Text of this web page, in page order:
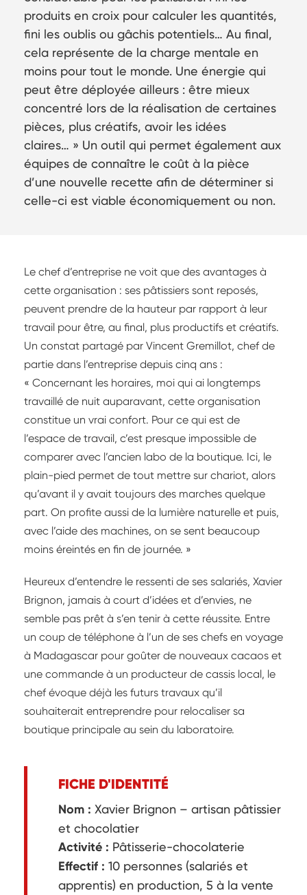
produits en croix pour calculer les quantités,
fini les oublis ou gâchis potentiels… Au final,
cela représente de la charge mentale en
moins pour tout le monde. Une énergie qui
peut être déployée ailleurs : être mieux
concentré lors de la réalisation de certaines
pièces, plus créatifs, avoir les idées
claires… » Un outil qui permet également aux
équipes de connaître le coût à la pièce
d’une nouvelle recette afin de déterminer si
celle-ci est viable économiquement ou non.
Le chef d’entreprise ne voit que des avantages à
cette organisation : ses pâtissiers sont reposés,
peuvent prendre de la hauteur par rapport à leur
travail pour être, au final, plus productifs et créatifs.
Un constat partagé par Vincent Gremillot, chef de
partie dans l’entreprise depuis cinq ans :
« Concernant les horaires, moi qui ai longtemps
travaillé de nuit auparavant, cette organisation
constitue un vrai confort. Pour ce qui est de
l’espace de travail, c’est presque impossible de
comparer avec l’ancien labo de la boutique. Ici, le
plain-pied permet de tout mettre sur chariot, alors
qu’avant il y avait toujours des marches quelque
part. On profite aussi de la lumière naturelle et puis,
avec l’aide des machines, on se sent beaucoup
moins éreintés en fin de journée. »
Heureux d’entendre le ressenti de ses salariés, Xavier
Brignon, jamais à court d’idées et d’envies, ne
semble pas prêt à s’en tenir à cette réussite. Entre
un coup de téléphone à l’un de ses chefs en voyage
à Madagascar pour goûter de nouveaux cacaos et
une commande à un producteur de cassis local, le
chef évoque déjà les futurs travaux qu’il
souhaiterait entreprendre pour relocaliser sa
boutique principale au sein du laboratoire.
FICHE D'IDENTITÉ
Nom : Xavier Brignon – artisan pâtissier
et chocolatier
Activité : Pâtisserie-chocolaterie
Effectif : 10 personnes (salariés et
apprentis) en production, 5 à la vente